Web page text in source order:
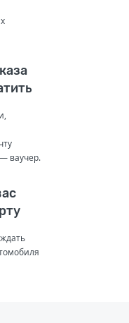
ваучер.